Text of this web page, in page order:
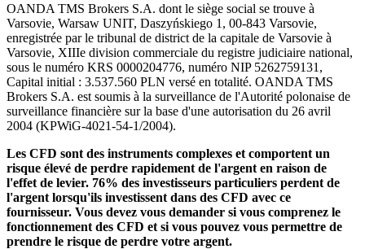
OANDA TMS Brokers S.A. dont le siège social se trouve à
Varsovie, Warsaw UNIT, Daszyńskiego 1, 00-843 Varsovie,
enregistrée par le tribunal de district de la capitale de Varsovie à
Varsovie, XIIIe division commerciale du registre judiciaire national,
sous le numéro KRS 0000204776, numéro NIP 5262759131,
Capital initial : 3.537.560 PLN versé en totalité. OANDA TMS
Brokers S.A. est soumis à la surveillance de l'Autorité polonaise de
surveillance financière sur la base d'une autorisation du 26 avril
2004 (KPWiG-4021-54-1/2004).
Les CFD sont des instruments complexes et comportent un
risque élevé de perdre rapidement de l'argent en raison de
l'effet de levier. 76% des investisseurs particuliers perdent de
l'argent lorsqu'ils investissent dans des CFD avec ce
fournisseur. Vous devez vous demander si vous comprenez le
fonctionnement des CFD et si vous pouvez vous permettre de
prendre le risque de perdre votre argent.